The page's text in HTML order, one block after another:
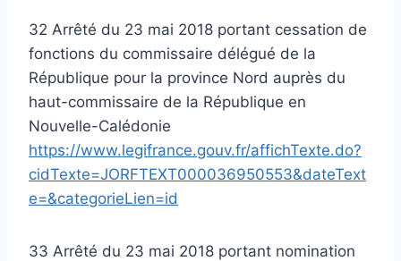
32 Arrêté du 23 mai 2018 portant cessation de
fonctions du commissaire délégué de la
République pour la province Nord auprès du
haut-commissaire de la République en
Nouvelle-Calédonie
https://www.legifrance.gouv.fr/affichTexte.do?
cidTexte=JORFTEXT000036950553&dateText
e=&categorieLien=id
33 Arrêté du 23 mai 2018 portant nomination